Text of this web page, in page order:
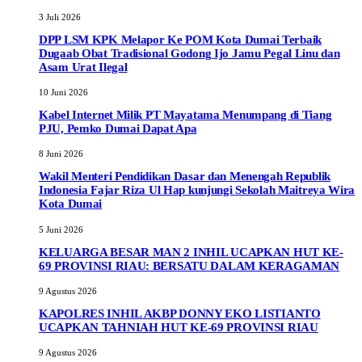
3 Juli 2026
DPP LSM KPK Melapor Ke POM Kota Dumai Terbaik
Dugaab Obat Tradisional Godong Ijo Jamu Pegal Linu dan
Asam Urat Ilegal
10 Juni 2026
Kabel Internet Milik PT Mayatama Menumpang di Tiang
PJU, Pemko Dumai Dapat Apa
8 Juni 2026
Wakil Menteri Pendidikan Dasar dan Menengah Republik
Indonesia Fajar Riza Ul Hap kunjungi Sekolah Maitreya Wira
Kota Dumai
5 Juni 2026
KELUARGA BESAR MAN 2 INHIL UCAPKAN HUT KE-
69 PROVINSI RIAU: BERSATU DALAM KERAGAMAN
9 Agustus 2026
KAPOLRES INHIL AKBP DONNY EKO LISTIANTO
UCAPKAN TAHNIAH HUT KE-69 PROVINSI RIAU
9 Agustus 2026